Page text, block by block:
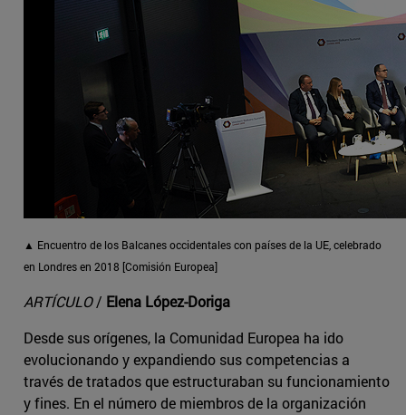
▲ Encuentro de los Balcanes occidentales con países de la UE, celebrado
en Londres en 2018 [Comisión Europea]
ARTÍCULO/ Elena López-Doriga
Desde sus orígenes, la Comunidad Europea ha ido
evolucionando y expandiendo sus competencias a
través de tratados que estructuraban su funcionamiento
y fines. En el número de miembros de la organización